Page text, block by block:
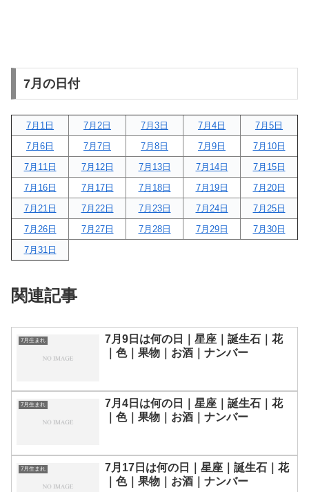
7月の日付
7月1日 7月2日 7月3日 7月4日
7月5日
7月6日
7月7日 7月8日 7月9日
7月10日
7月11日
7月12日 7月13日 7月14日
7月15日
7月16日
7月17日 7月18日 7月19日
7月20日
7月21日
7月22日 7月23日 7月24日
7月25日
7月26日
7月27日 7月28日 7月29日
7月30日
7月31日
関連記事
7月生まれ
7月9日は何の日｜星座｜誕生石｜花
｜色｜果物｜お酒｜ナンバー
7月生まれ
7月4日は何の日｜星座｜誕生石｜花
｜色｜果物｜お酒｜ナンバー
7月生まれ
7月17日は何の日｜星座｜誕生石｜花
｜色｜果物｜お酒｜ナンバー